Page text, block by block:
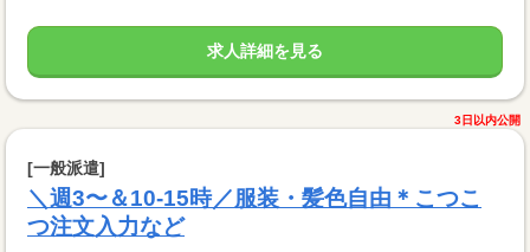
求人詳細を見る
3日以内公開
[一般派遣]
＼週3〜＆10-15時／服装・髪色自由＊こつこ
つ注文入力など